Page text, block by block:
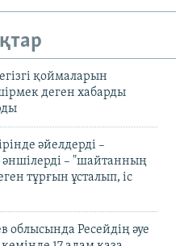
қоймаларын
деген хабарды
әйелдерді –
– "шайтанның
тұрғын ұсталып, іс
облысында Ресейдің әуе